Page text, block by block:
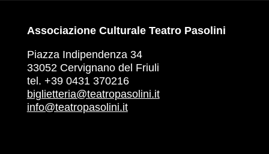
Associazione Culturale Teatro Pasolini
Piazza Indipendenza 34
33052 Cervignano del Friuli
tel. +39 0431 370216
biglietteria@teatropasolini.it
info@teatropasolini.it